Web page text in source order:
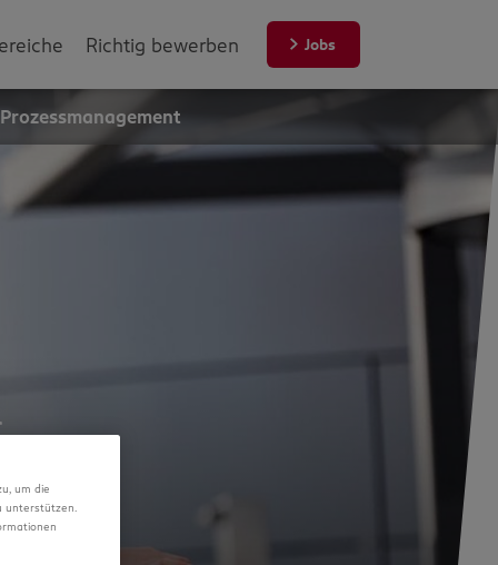
Richtig bewerben Jobs
um die
unterstützen.